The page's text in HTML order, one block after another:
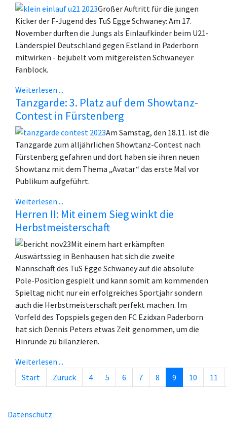
Großer Auftritt für die jungen
Kicker der F-Jugend des TuS Egge Schwaney: Am 17.
November durften die Jungs als Einlaufkinder beim U21-
Länderspiel Deutschland gegen Estland in Paderborn
mitwirken - bejubelt vom mitgereisten Schwaneyer
Fanblock.
Weiterlesen ...
Tanzgarde: 3. Platz auf dem Showtanz-
Contest in Fürstenberg
Am Samstag, den 18.11. ist die
Tanzgarde zum alljährlichen Showtanz-Contest nach
Fürstenberg gefahren und dort haben sie ihren neuen
Showtanz mit dem Thema „Avatar“ das erste Mal vor
Publikum aufgeführt.
Weiterlesen ...
Herren II: Mit einem Sieg winkt die
Herbstmeisterschaft
Mit einem hart erkämpften
Auswärtssieg in Benhausen hat sich die zweite
Mannschaft des TuS Egge Schwaney auf die absolute
Pole-Position gespielt und kann somit am kommenden
Spieltag nicht nur ein erfolgreiches Sportjahr sondern
auch die Herbstmeisterschaft perfekt machen. Im
Vorfeld des Topspiels gegen den FC Ezidxan Paderborn
hat sich Dennis Peters etwas Zeit genommen, um die
Hinrunde zu bilanzieren.
Weiterlesen ...
Seite 9 von 29
Start Zurück 4 5 6 7 8 9 10 11
Datenschutz